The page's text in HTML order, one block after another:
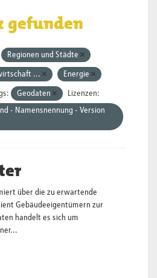
gefunden
Regionen und Städte
... Energie
Geodaten
Lizenzen:
- Namensnennung - Version
über die zu erwartende
Gebäudeeigentümern zur
handelt es sich um